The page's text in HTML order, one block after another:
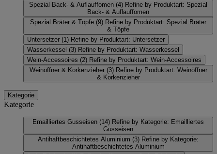
Spezial Back- & Auflauffomen (4) Refine by Produktart: Spezial
Back- & Auflauffomen
Spezial Bräter & Töpfe (9) Refine by Produktart: Spezial Bräter
& Töpfe
Untersetzer (1) Refine by Produktart: Untersetzer
Wasserkessel (3) Refine by Produktart: Wasserkessel
Wein-Accessoires (2) Refine by Produktart: Wein-Accessoires
Weinöffner & Korkenzieher (3) Refine by Produktart: Weinöffner
& Korkenzieher
Kategorie
Kategorie
Emailliertes Gusseisen (14) Refine by Kategorie: Emailliertes
Gusseisen
Antihaftbeschichtetes Aluminium (3) Refine by Kategorie:
Antihaftbeschichtetes Aluminium